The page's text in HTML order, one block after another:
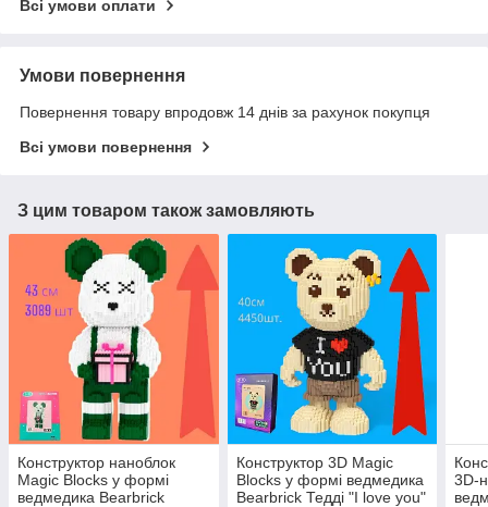
Всі умови оплати
Умови повернення
Повернення товару впродовж 14 днів за рахунок покупця
Всі умови повернення
З цим товаром також замовляють
Конструктор наноблок
Magic Blocks у формі
ведмедика Bearbrick
Конструктор 3D Magic
Blocks у формі ведмедика
Bearbrick Тедді "I love you"
3D-